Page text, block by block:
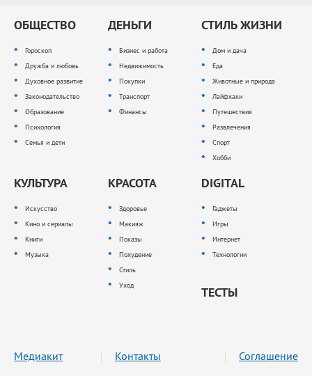
ОБЩЕСТВО
Гороскоп
Дружба и любовь
Духовное развитие
Законодательство
Образование
Психология
Семья и дети
ДЕНЬГИ
Бизнес и работа
Недвижимость
Покупки
Транспорт
Финансы
СТИЛЬ ЖИЗНИ
Дом и дача
Еда
Животные и природа
Лайфхаки
Путешествия
Развлечения
Спорт
Хобби
КУЛЬТУРА
Искусство
Кино и сериалы
Книги
Музыка
КРАСОТА
Здоровье
Макияж
Показы
Похудение
Стиль
Уход
DIGITAL
Гаджеты
Игры
Интернет
Технологии
ТЕСТЫ
Медиакит Контакты Соглашение